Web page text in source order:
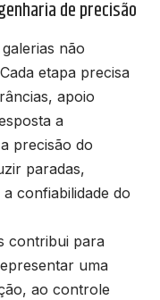
de precisão
não
etapa precisa
apoio
a
precisão do
paradas,
confiabilidade do
contribui para
uma
ao controle